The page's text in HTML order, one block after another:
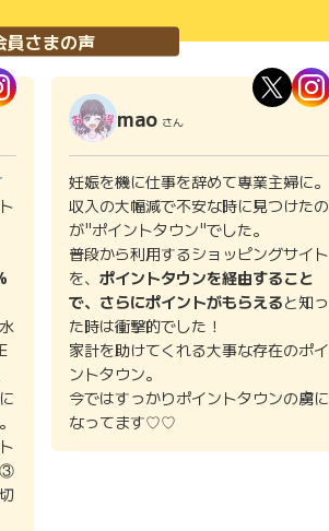
員さまの声
③
mao さん
妊娠を機に仕事を辞めて専業主婦に。
収入の大幅減で不安な時に見つけたの
が"ポイントタウン"でした。
普段から利用するショッピングサイト
を、 ポイントタウンを経由すること
で、さらにポイントがもらえると知っ
た時は衝撃的でした！
家計を助けてくれる大事な存在のポイ
ントタウン。
今ではすっかりポイントタウンの虜に
なってます♡♡